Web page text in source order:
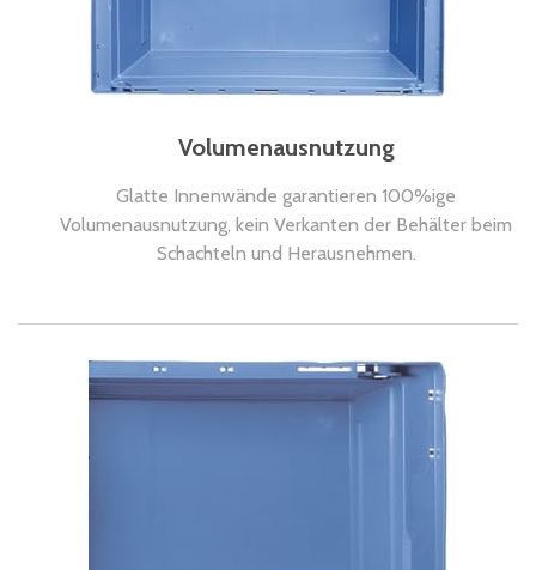
Volumenausnutzung
Glatte Innenwände garantieren 100%ige
Volumenausnutzung, kein Verkanten der Behälter beim
Schachteln und Herausnehmen.